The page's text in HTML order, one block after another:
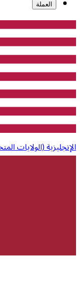
العملة
الإنجليزية (الولايات